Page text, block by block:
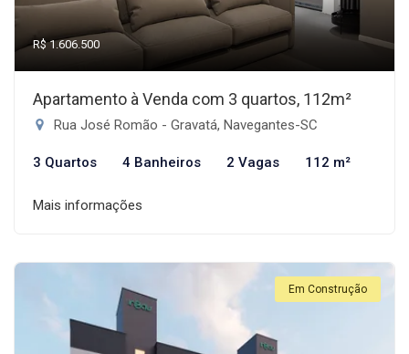
R$ 1.606.500
Apartamento à Venda com 3 quartos, 112m²
Rua José Romão - Gravatá, Navegantes-SC
3 Quartos 4 Banheiros 2 Vagas 112 m²
Mais informações
Em Construção